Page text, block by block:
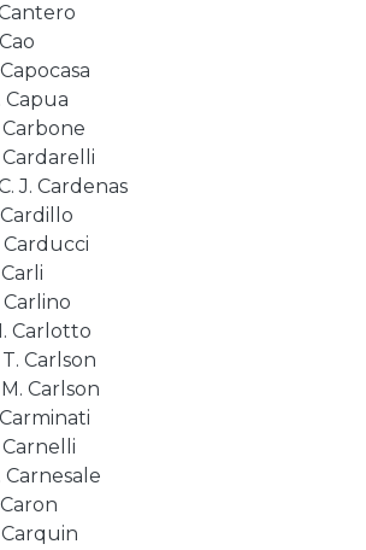
Capua
Carbone
Cardarelli
J. Cardenas
Cardillo
Carducci
Carlino
Carlotto
T. Carlson
M. Carlson
Carnelli
Carnesale
Carquin